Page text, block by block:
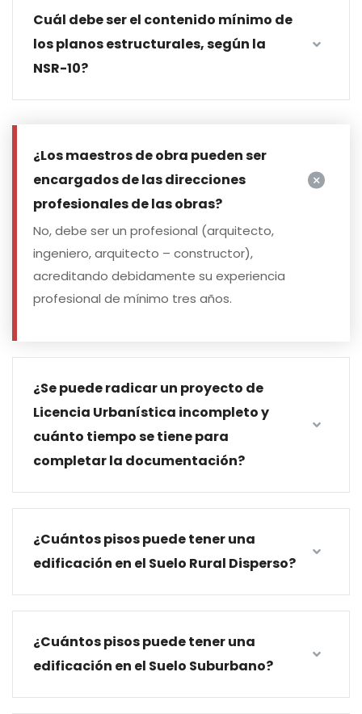
Cuál debe ser el contenido mínimo de
los planos estructurales, según la
NSR-10?
¿Los maestros de obra pueden ser
encargados de las direcciones
profesionales de las obras?
No, debe ser un profesional (arquitecto,
ingeniero, arquitecto – constructor),
acreditando debidamente su experiencia
profesional de mínimo tres años.
¿Se puede radicar un proyecto de
Licencia Urbanística incompleto y
cuánto tiempo se tiene para
completar la documentación?
¿Cuántos pisos puede tener una
edificación en el Suelo Rural Disperso?
¿Cuántos pisos puede tener una
edificación en el Suelo Suburbano?